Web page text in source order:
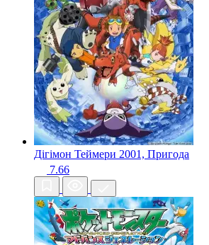
Дігімон Теймери 2001, Пригода
7.66